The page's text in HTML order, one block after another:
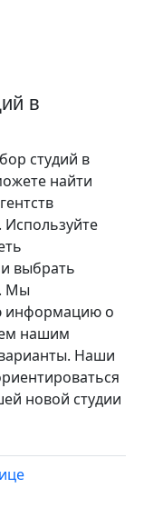
в
студий в
найти
выбрать
Мы
информацию о
нашим
Наши
новой студии